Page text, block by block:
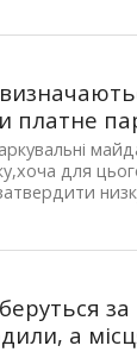
платне
для
а